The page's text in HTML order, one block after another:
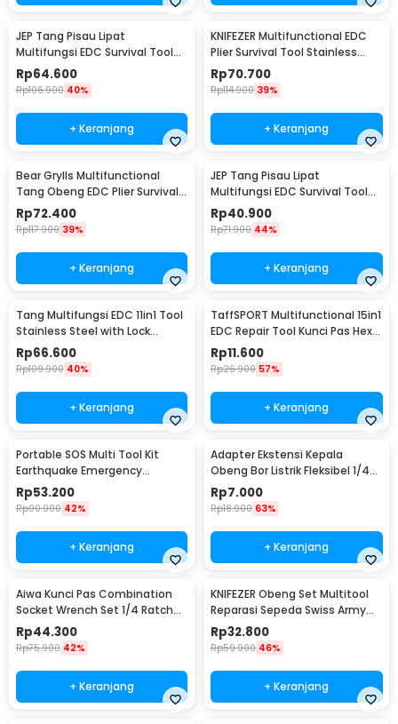
JEP Tang Pisau Lipat
Multifungsi EDC Survival Tool
Stainless Steel - MPA22S
Rp64.600
Rp106.900 40%
+ Keranjang
KNIFEZER Multifunctional EDC
Plier Survival Tool Stainless
Steel - MPA21
Rp70.700
Rp114.900 39%
+ Keranjang
Bear Grylls Multifunctional
Tang Obeng EDC Plier Survival
Tool - MPA19
Rp72.400
Rp117.900 39%
+ Keranjang
JEP Tang Pisau Lipat
Multifungsi EDC Survival Tool
Stainless Steel - MPA13
Rp40.900
Rp71.900 44%
+ Keranjang
Tang Multifungsi EDC 11in1 Tool
Stainless Steel with Lock
System - MPA01
Rp66.600
Rp109.900 40%
+ Keranjang
TaffSPORT Multifunctional 15in1
EDC Repair Tool Kunci Pas Hex
Obeng - HW0668
Rp11.600
Rp26.900 57%
+ Keranjang
Portable SOS Multi Tool Kit
Earthquake Emergency
Outdoor Survival - JT21
Rp53.200
Rp90.900 42%
+ Keranjang
Adapter Ekstensi Kepala
Obeng Bor Listrik Fleksibel 1/4
Inch 290mm - HT566
Rp7.000
Rp18.900 63%
+ Keranjang
Aiwa Kunci Pas Combination
Socket Wrench Set 1/4 Ratchet
40 PCS - DB2020
Rp44.300
Rp75.900 42%
+ Keranjang
KNIFEZER Obeng Set Multitool
Reparasi Sepeda Swiss Army
EDC 11in1 - T25
Rp32.800
Rp59.900 46%
+ Keranjang